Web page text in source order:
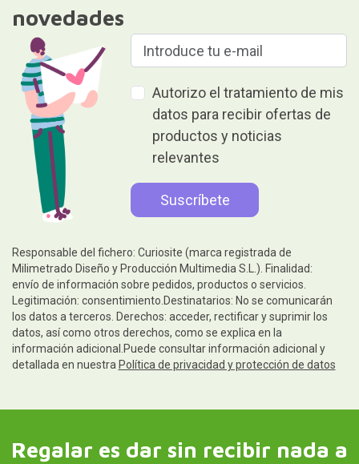
novedades
Autorizo el tratamiento de mis
datos para recibir ofertas de
productos y noticias
relevantes
Responsable del fichero: Curiosite (marca registrada de
Milimetrado Diseño y Producción Multimedia S.L.). Finalidad:
envío de información sobre pedidos, productos o servicios.
Legitimación: consentimiento.Destinatarios: No se comunicarán
los datos a terceros. Derechos: acceder, rectificar y suprimir los
datos, así como otros derechos, como se explica en la
información adicional.Puede consultar información adicional y
detallada en nuestra Política de privacidad y protección de datos
Regalar es dar sin recibir nada a